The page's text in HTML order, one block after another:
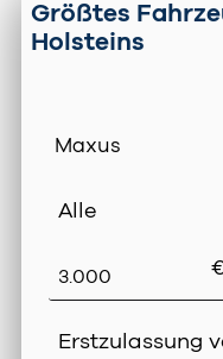
Größtes
Holsteins